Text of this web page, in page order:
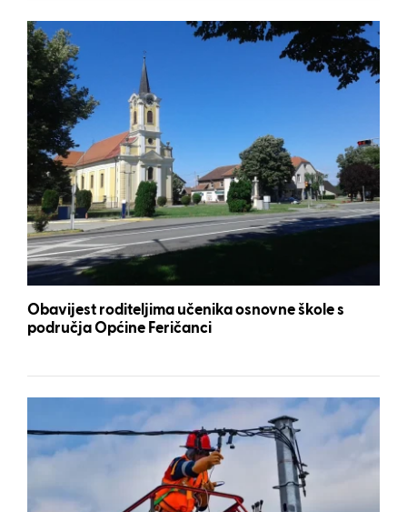
Obavijest roditeljima učenika osnovne škole s
područja Općine Feričanci